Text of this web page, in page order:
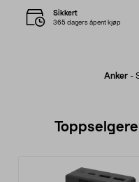
Anker -
Sikkert
365 dagers åpent kjøp